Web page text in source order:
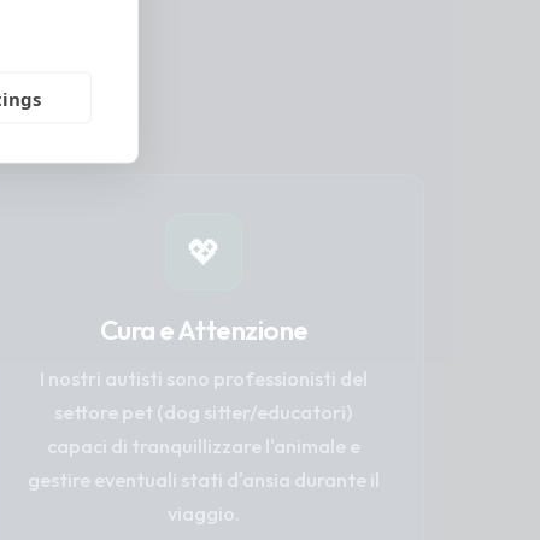
del tuo
💖
Cura e Attenzione
I nostri autisti sono professionisti del
settore pet (dog sitter/educatori)
capaci di tranquillizzare l'animale e
gestire eventuali stati d'ansia durante il
viaggio.